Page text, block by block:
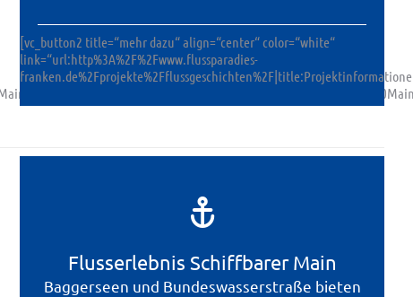
[vc_button2 title=“mehr dazu“ align=“center“ color=“white“
link=“url:http%3A%2F%2Fwww.flussparadies-
Flusserlebnis Schiffbarer Main
Baggerseen und Bundeswasserstraße bieten